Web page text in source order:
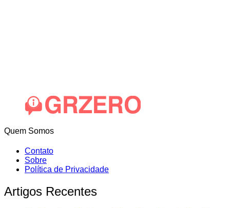
Quem Somos
Contato
Sobre
Política de Privacidade
Artigos Recentes